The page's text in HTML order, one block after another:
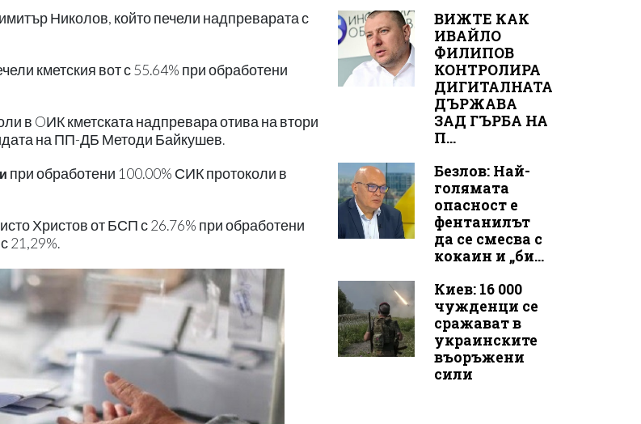
Николов, който печели надпреварата с
кметския вот с 55.64% при обработени
в OИК кметската надпревара отива на втори
на ПП-ДБ Методи Байкушев.
при обработени 100.00% СИК протоколи в
Христов от БСП с 26.76% при обработени
21,29%.
ВИЖТЕ КАК
ИВАЙЛО
ФИЛИПОВ
КОНТРОЛИРА
ДИГИТАЛНАТА
ДЪРЖАВА
ЗАД ГЪРБА НА
П...
Безлов: Най-
голямата
опасност е
фентанилът
да се смесва с
кокаин и „би...
Киев: 16 000
чужденци се
сражават в
украинските
въоръжени
сили